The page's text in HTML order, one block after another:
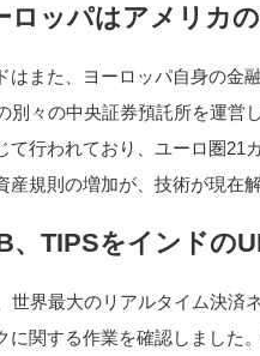
ロッパはアメリカ
はまた、ヨーロッパ自身の金
別々の中央証券預託所を運営
て行われており、ユーロ圏21
産規則の増加が、技術が現在
、TIPSをインドの
世界最大のリアルタイム決済
に関する作業を確認しました